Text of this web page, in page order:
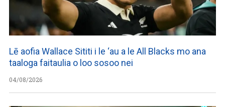
Lē aofia Wallace Sititi i le ‘au a le All Blacks mo ana
taaloga faitaulia o loo sosoo nei
04/08/2026